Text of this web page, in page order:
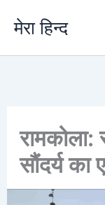
मेरा हिन्द
सौंदर्य